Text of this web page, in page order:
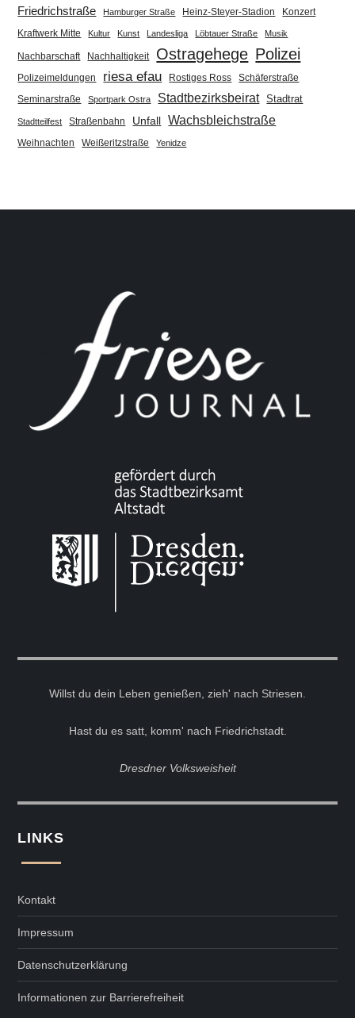
Friedrichstraße Hamburger Straße Heinz-Steyer-Stadion
Konzert
Kraftwerk Mitte
Kultur Kunst Landesliga Löbtauer Straße Musik
Nachbarschaft Nachhaltigkeit Ostragehege Polizei
Polizeimeldungen riesa efau Rostiges Ross Schäferstraße
Seminarstraße Sportpark Ostra Stadtbezirksbeirat Stadtrat
Stadtteilfest Straßenbahn Unfall Wachsbleichstraße
Weihnachten Weißeritzstraße Yenidze
Willst du dein Leben genießen, zieh' nach Striesen.
Hast du es satt, komm' nach Friedrichstadt.
Dresdner Volksweisheit
LINKS
Kontakt
Impressum
Datenschutzerklärung
Informationen zur Barrierefreiheit